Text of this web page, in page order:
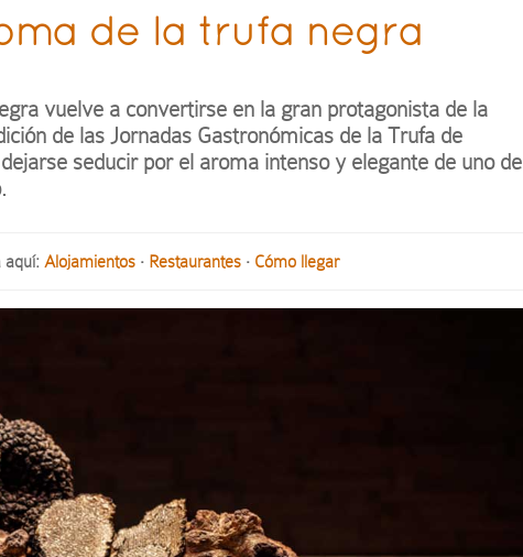
de la trufa negra
vuelve a convertirse en la gran protagonista de la
de las Jornadas Gastronómicas de la Trufa de
seducir por el aroma intenso y elegante de uno de
aquí: Alojamientos· Restaurantes· Cómo llegar